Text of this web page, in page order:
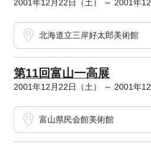
2001年12月22日（土） ～ 2001年12
北海道立三岸好太郎美術館
第11回富山一高展
2001年12月22日（土） ～ 2001年12
富山県民会館美術館